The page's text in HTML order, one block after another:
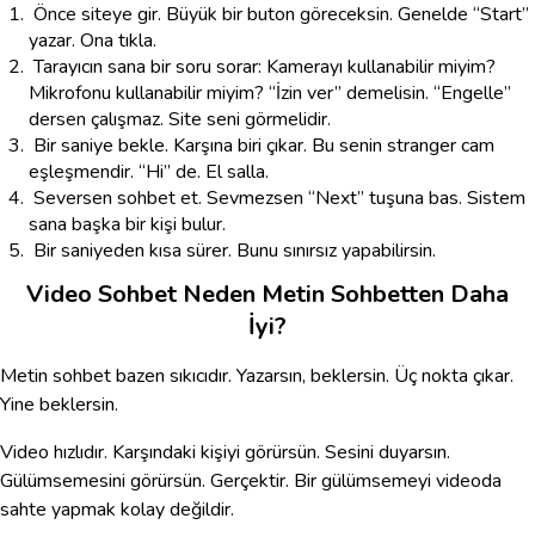
Önce siteye gir. Büyük bir buton göreceksin. Genelde “Start”
yazar. Ona tıkla.
Tarayıcın sana bir soru sorar: Kamerayı kullanabilir miyim?
Mikrofonu kullanabilir miyim? “İzin ver” demelisin. “Engelle”
dersen çalışmaz. Site seni görmelidir.
Bir saniye bekle. Karşına biri çıkar. Bu senin stranger cam
eşleşmendir. “Hi” de. El salla.
Seversen sohbet et. Sevmezsen “Next” tuşuna bas. Sistem
sana başka bir kişi bulur.
Bir saniyeden kısa sürer. Bunu sınırsız yapabilirsin.
Video Sohbet Neden Metin Sohbetten Daha
İyi?
Metin sohbet bazen sıkıcıdır. Yazarsın, beklersin. Üç nokta çıkar.
Yine beklersin.
Video hızlıdır. Karşındaki kişiyi görürsün. Sesini duyarsın.
Gülümsemesini görürsün. Gerçektir. Bir gülümsemeyi videoda
sahte yapmak kolay değildir.